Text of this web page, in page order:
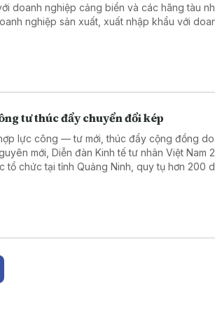
doanh nghiệp cảng biển và các hãng tàu
nghiệp sản xuất, xuất nhập khẩu với
tư thúc đẩy chuyển đổi kép
lực công — tư mới, thúc đẩy cộng đồng
mới, Diễn đàn Kinh tế tư nhân Việt Nam
chức tại tỉnh Quảng Ninh, quy tụ hơn 200